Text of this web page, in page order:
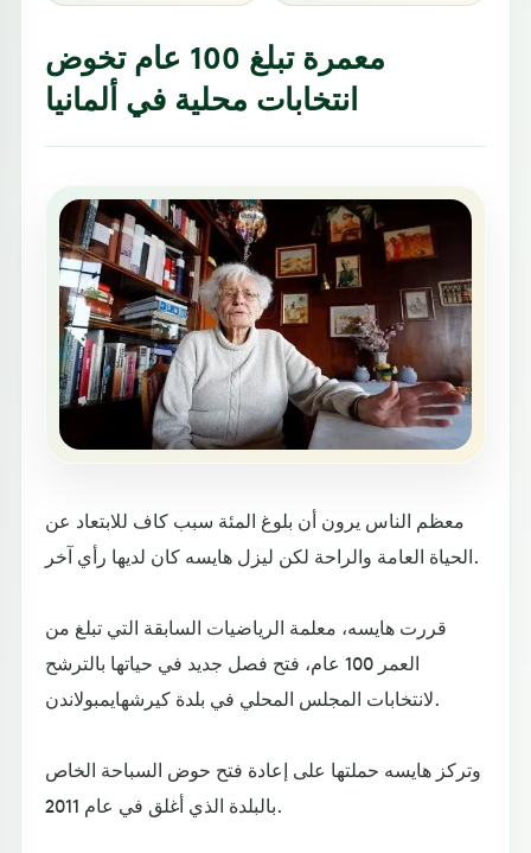
معمرة تبلغ 100 عام تخوض
انتخابات محلية في ألمانيا
معظم الناس يرون أن بلوغ المئة سبب كاف للابتعاد عن
الحياة العامة والراحة لكن ليزل هايسه كان لديها رأي آخر.
قررت هايسه، معلمة الرياضيات السابقة التي تبلغ من
العمر 100 عام، فتح فصل جديد في حياتها بالترشح
لانتخابات المجلس المحلي في بلدة كيرشهايمبولاندن.
وتركز هايسه حملتها على إعادة فتح حوض السباحة الخاص
بالبلدة الذي أغلق في عام 2011.